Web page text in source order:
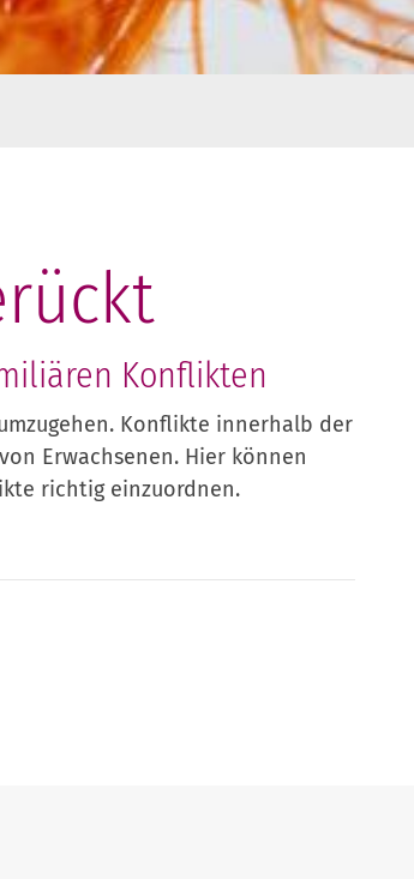
Konflikten
Konflikte innerhalb der
Erwachsenen. Hier können
richtig einzuordnen.